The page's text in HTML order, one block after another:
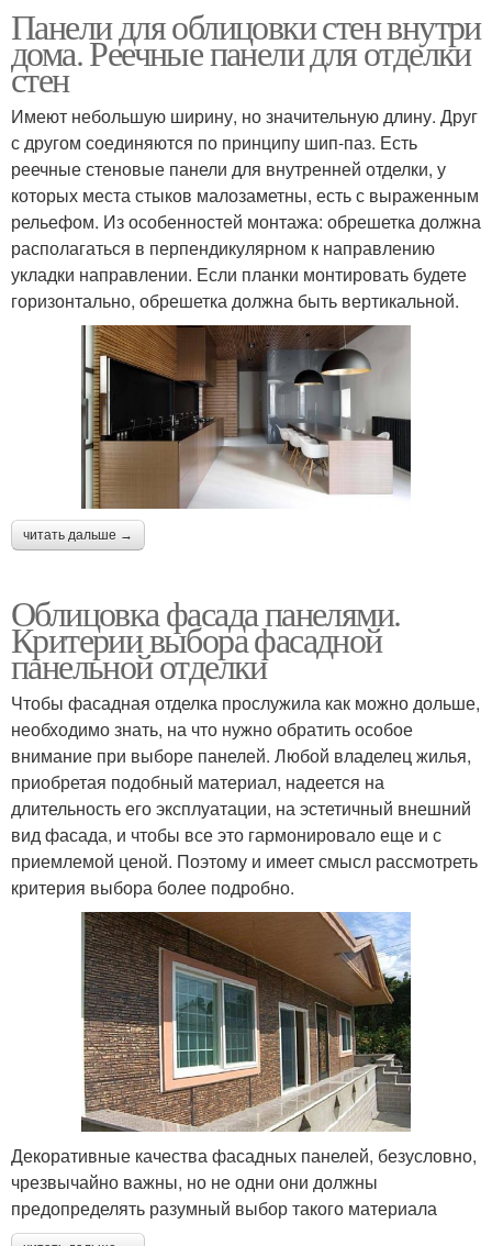
Панели для облицовки стен внутри
дома. Реечные панели для отделки
стен
Имеют небольшую ширину, но значительную длину. Друг
с другом соединяются по принципу шип-паз. Есть
реечные стеновые панели для внутренней отделки, у
которых места стыков малозаметны, есть с выраженным
рельефом. Из особенностей монтажа: обрешетка должна
располагаться в перпендикулярном к направлению
укладки направлении. Если планки монтировать будете
горизонтально, обрешетка должна быть вертикальной.
читать дальше →
Облицовка фасада панелями.
Критерии выбора фасадной
панельной отделки
Чтобы фасадная отделка прослужила как можно дольше,
необходимо знать, на что нужно обратить особое
внимание при выборе панелей. Любой владелец жилья,
приобретая подобный материал, надеется на
длительность его эксплуатации, на эстетичный внешний
вид фасада, и чтобы все это гармонировало еще и с
приемлемой ценой. Поэтому и имеет смысл рассмотреть
критерия выбора более подробно.
Декоративные качества фасадных панелей, безусловно,
чрезвычайно важны, но не одни они должны
предопределять разумный выбор такого материала